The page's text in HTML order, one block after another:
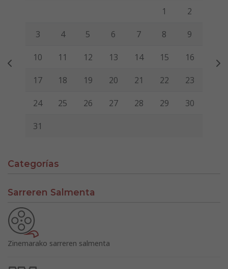
Viernes Sábado
1 2
3 4 5 6 7 8 9
10 11 12 13 14 15 16
17 18 19 20 21 22 23
24 25 26 27 28 29 30
31
Categorías
Sarreren Salmenta
Zinemarako sarreren salmenta